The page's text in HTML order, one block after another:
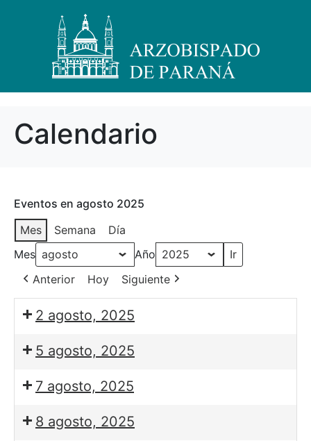
Calendario
Eventos en agosto 2025
Mes
Semana
Día
Mes
Año
Anterior
Hoy Siguiente
2 agosto, 2025
5 agosto, 2025
7 agosto, 2025
8 agosto, 2025